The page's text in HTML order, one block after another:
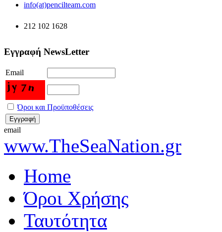
info(at)pencilteam.com
212 102 1628
Εγγραφή NewsLetter
Email
Όροι και Προϋποθέσεις
email
www.TheSeaNation.gr
Home
Όροι Χρήσης
Ταυτότητα